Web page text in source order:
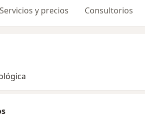
Servicios y precios Consultorios